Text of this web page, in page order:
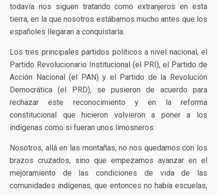
todavía nos siguen tratando como extranjeros en esta
tierra, en la que nosotros estábamos mucho antes que los
españoles llegaran a conquistarla.
Los tres principales partidos políticos a nivel nacional, el
Partido Revolucionario Institucional (el PRI), el Partido de
Acción Nacional (el PAN) y el Partido de la Revolución
Democrática (el PRD), se pusieron de acuerdo para
rechazar este reconocimiento y en la reforma
constitucional que hicieron volvieron a poner a los
indígenas como si fueran unos limosneros.
Nosotros, allá en las montañas, no nos quedamos con los
brazos cruzados, sino que empezamos avanzar en el
mejoramiento de las condiciones de vida de las
comunidades indígenas, que entonces no había escuelas,